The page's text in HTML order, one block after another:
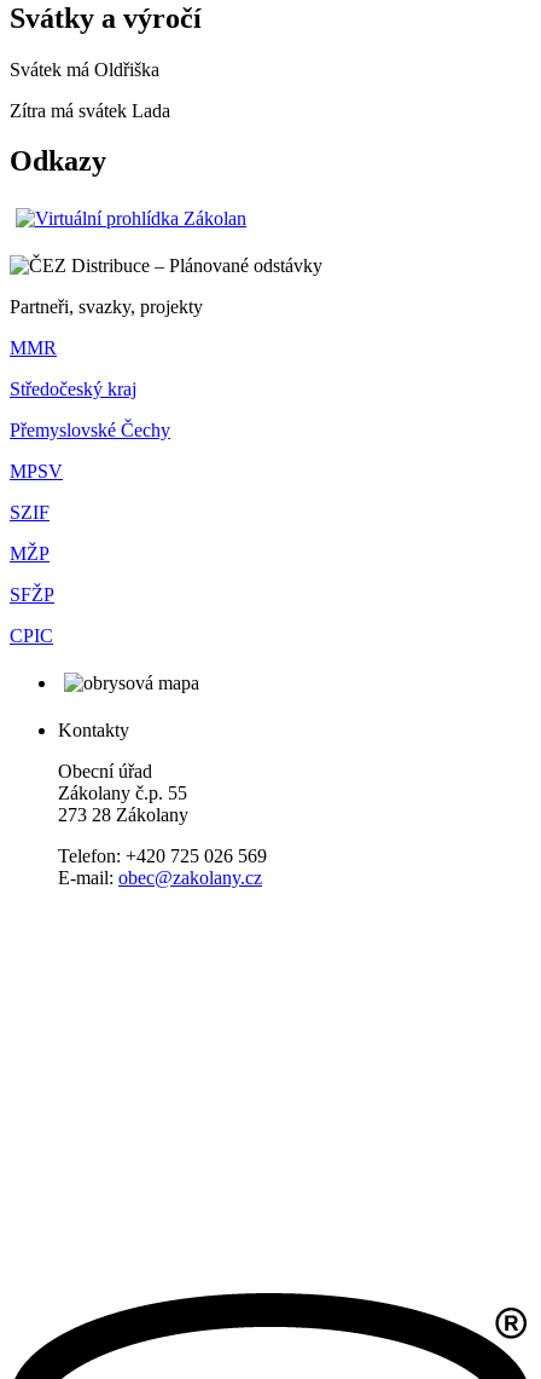
Svátky a výročí
Svátek má Oldřiška
Zítra má svátek Lada
Odkazy
Partneři, svazky, projekty
MMR
Středočeský kraj
Přemyslovské Čechy
MPSV
SZIF
MŽP
SFŽP
CPIC
Kontakty
Obecní úřad
Zákolany č.p. 55
273 28 Zákolany
Telefon: +420 725 026 569
E-mail: obec@zakolany.cz